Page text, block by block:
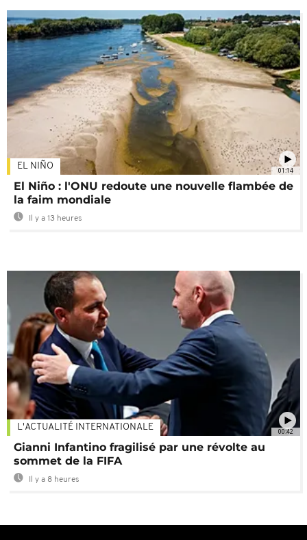
01:14
EL NIÑO
El Niño : l'ONU redoute une nouvelle flambée de
la faim mondiale
Il y a 13 heures
00:42
L'ACTUALITÉ INTERNATIONALE
Gianni Infantino fragilisé par une révolte au
sommet de la FIFA
Il y a 8 heures